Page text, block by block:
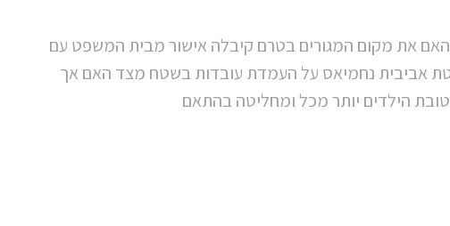
את מקום המגורים בטרם קיבלה אישור מבית המשפט עם
אביבית נחמיאס על העמדת עובדות בשטח מצד האם אך
הילדים יותר מכל ומחליטה בהתאם